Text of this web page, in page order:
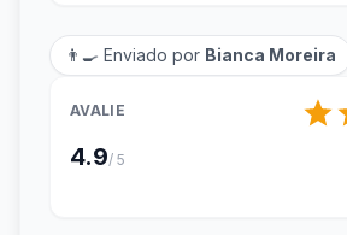
👨‍🍳 Enviado por Bianca Moreira
AVALIE
4.9/ 5